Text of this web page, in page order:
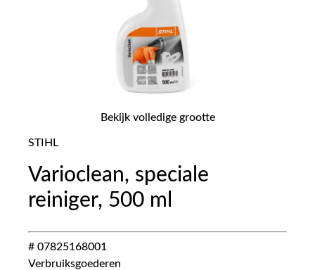
Bekijk volledige grootte
STIHL
Varioclean, speciale
reiniger, 500 ml
# 07825168001
Verbruiksgoederen